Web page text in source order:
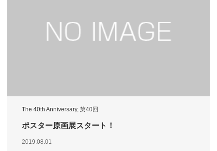
The 40th Anniversary, 第40回
ポスター原画展スタート！
2019.08.01